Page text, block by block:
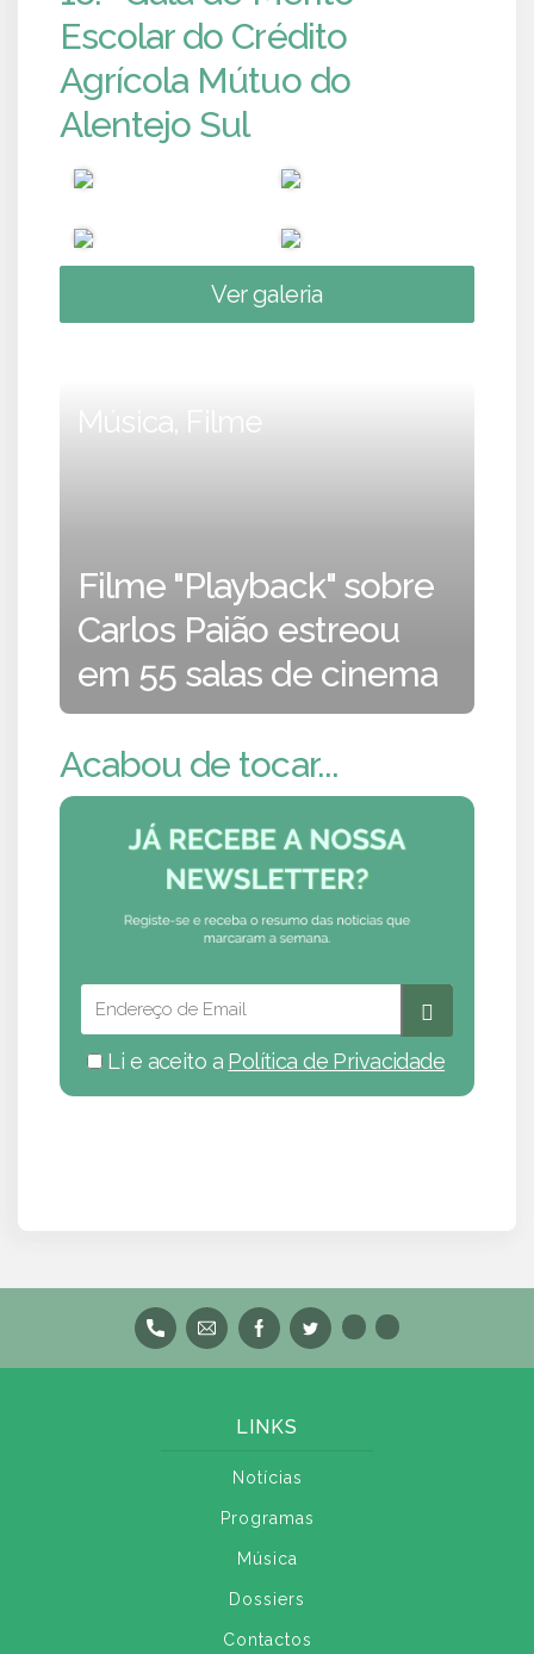
Escolar do Crédito
Agrícola Mútuo do
Alentejo Sul
Ver galeria
Música, Filme
Filme "Playback" sobre
Carlos Paião estreou
em 55 salas de cinema
Acabou de tocar...
Li e aceito a Política de Privacidade
LINKS
Notícias
Programas
Música
Dossiers
Contactos